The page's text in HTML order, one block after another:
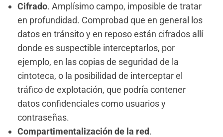
Cifrado. Amplísimo campo, imposible de tratar
en profundidad. Comprobad que en general los
datos en tránsito y en reposo están cifrados allí
donde es suspectible interceptarlos, por
ejemplo, en las copias de seguridad de la
cintoteca, o la posibilidad de interceptar el
tráfico de explotación, que podría contener
datos confidenciales como usuarios y
contraseñas.
Compartimentalización de la red.